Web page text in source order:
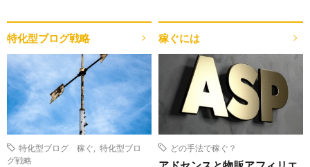
特化型ブログ戦略
特化型ブログ 稼ぐ
特化型ブロ
グ戦略
稼ぐには
どの手法で稼ぐ？